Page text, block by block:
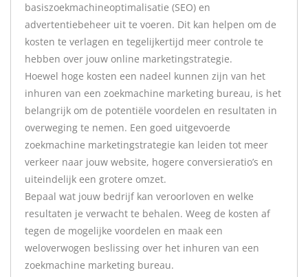
basiszoekmachineoptimalisatie (SEO) en
advertentiebeheer uit te voeren. Dit kan helpen om de
kosten te verlagen en tegelijkertijd meer controle te
hebben over jouw online marketingstrategie.
Hoewel hoge kosten een nadeel kunnen zijn van het
inhuren van een zoekmachine marketing bureau, is het
belangrijk om de potentiële voordelen en resultaten in
overweging te nemen. Een goed uitgevoerde
zoekmachine marketingstrategie kan leiden tot meer
verkeer naar jouw website, hogere conversieratio’s en
uiteindelijk een grotere omzet.
Bepaal wat jouw bedrijf kan veroorloven en welke
resultaten je verwacht te behalen. Weeg de kosten af
tegen de mogelijke voordelen en maak een
weloverwogen beslissing over het inhuren van een
zoekmachine marketing bureau.